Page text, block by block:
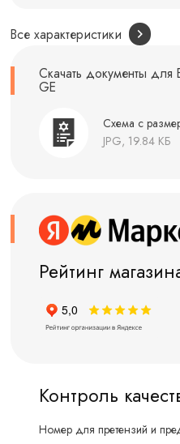
Все характеристики
Скачать документы
GE
Схема с
JPG, 19.84 КБ
Рейтинг
Контроль
Номер для претензий и